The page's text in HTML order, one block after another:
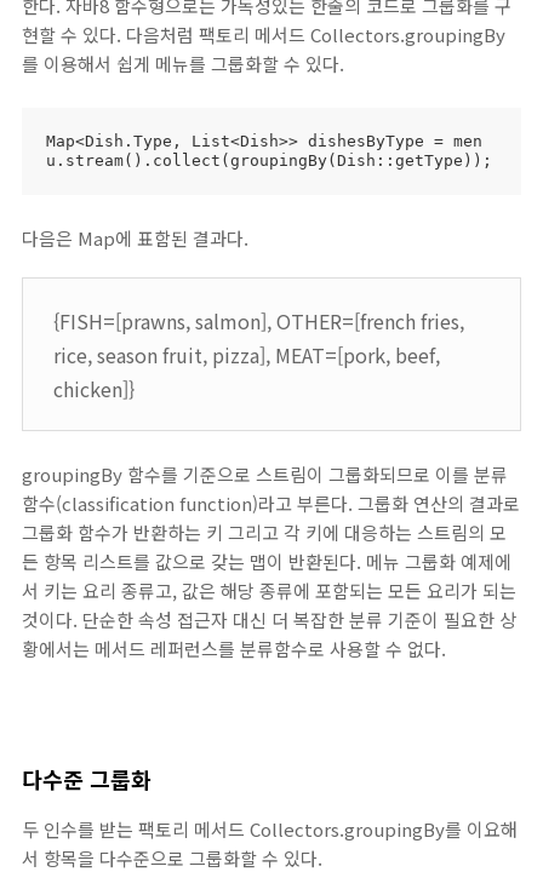
한다. 자바8 함수형으로는 가독성있는 한줄의 코드로 그룹화를 구
현할 수 있다. 다음처럼 팩토리 메서드 Collectors.groupingBy
를 이용해서 쉽게 메뉴를 그룹화할 수 있다.
Map<Dish.Type, List<Dish>> dishesByType = men
u.stream().collect(groupingBy(Dish::getType));
다음은 Map에 표함된 결과다.
{FISH=[prawns, salmon], OTHER=[french fries,
rice, season fruit, pizza], MEAT=[pork, beef,
chicken]}
groupingBy 함수를 기준으로 스트림이 그룹화되므로 이를 분류
함수(classification function)라고 부른다. 그룹화 연산의 결과로
그룹화 함수가 반환하는 키 그리고 각 키에 대응하는 스트림의 모
든 항목 리스트를 값으로 갖는 맵이 반환된다. 메뉴 그룹화 예제에
서 키는 요리 종류고, 값은 해당 종류에 포함되는 모든 요리가 되는
것이다. 단순한 속성 접근자 대신 더 복잡한 분류 기준이 필요한 상
황에서는 메서드 레퍼런스를 분류함수로 사용할 수 없다.
다수준 그룹화
두 인수를 받는 팩토리 메서드 Collectors.groupingBy를 이요해
서 항목을 다수준으로 그룹화할 수 있다.